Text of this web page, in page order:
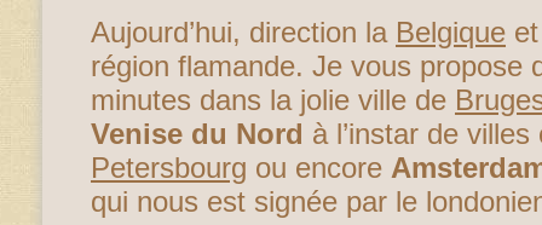
Aujourd’hui, direction la Belgique
région flamande. Je vous propose
minutes dans la jolie ville de
Venise du Nord à l’instar de
Petersbourg ou encore
qui nous est signée par le